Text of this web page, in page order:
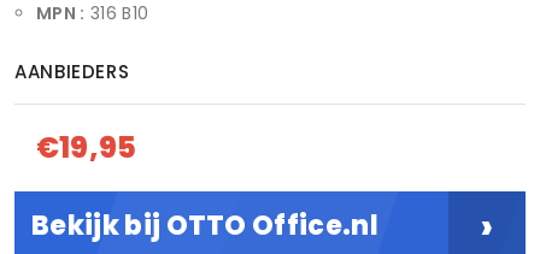
MPN : 316 B10
AANBIEDERS
€19,95
Bekijk bij OTTO Office.nl ›